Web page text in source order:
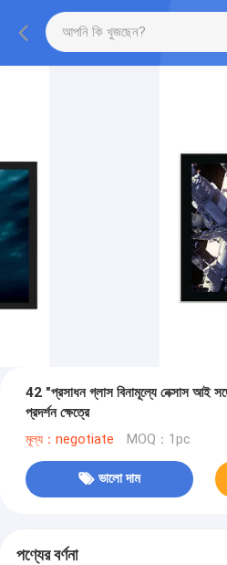
42 "প্রসাধন গ্লাস বিনামূল্যে নেক্সাস আই
প্রদর্শন ক্ষেত্রে
মূল্য：negotiate MOQ：1pc
ভালো দাম
পণ্যের বর্ণনা